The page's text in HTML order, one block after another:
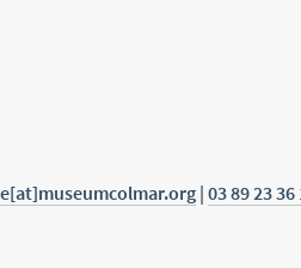
| 03 89 23 36